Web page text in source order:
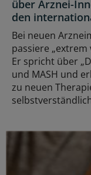
über Arznei-
den
Bei neuen
passiere „extrem
Er spricht über
und MASH und
zu neuen